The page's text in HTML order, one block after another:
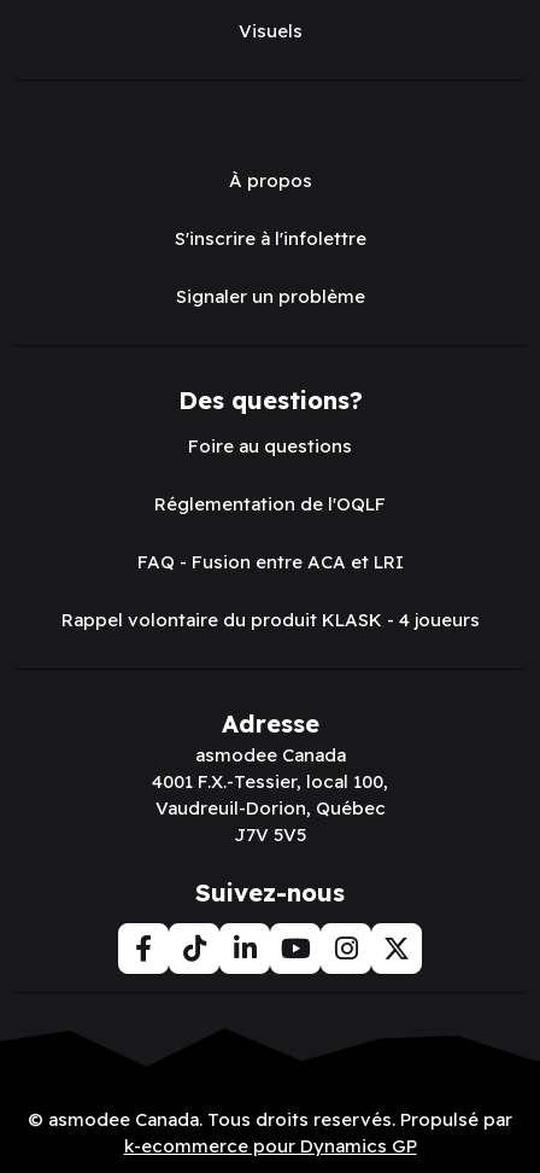
Visuels
À propos
S'inscrire à l'infolettre
Signaler un problème
Des questions?
Foire au questions
Réglementation de l'OQLF
FAQ - Fusion entre ACA et LRI
Rappel volontaire du produit KLASK - 4 joueurs
Adresse
asmodee Canada
4001 F.X.-Tessier, local 100,
Vaudreuil-Dorion, Québec
J7V 5V5
Suivez-nous
© asmodee Canada. Tous droits reservés. Propulsé par
k-ecommerce pour Dynamics GP